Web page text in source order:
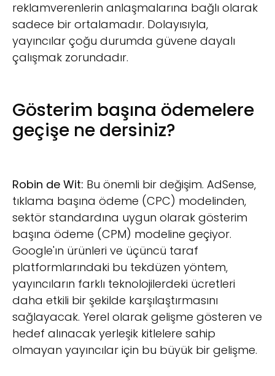
reklamverenlerin anlaşmalarına bağlı olarak
sadece bir ortalamadır. Dolayısıyla,
yayıncılar çoğu durumda güvene dayalı
çalışmak zorundadır.
Gösterim başına ödemelere
geçişe ne dersiniz?
Robin de Wit: Bu önemli bir değişim. AdSense,
tıklama başına ödeme (CPC) modelinden,
sektör standardına uygun olarak gösterim
başına ödeme (CPM) modeline geçiyor.
Google'ın ürünleri ve üçüncü taraf
platformlarındaki bu tekdüzen yöntem,
yayıncıların farklı teknolojilerdeki ücretleri
daha etkili bir şekilde karşılaştırmasını
sağlayacak. Yerel olarak gelişme gösteren ve
hedef alınacak yerleşik kitlelere sahip
olmayan yayıncılar için bu büyük bir gelişme.